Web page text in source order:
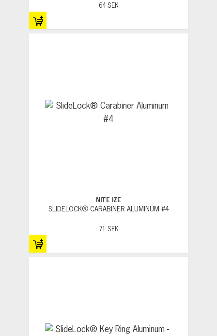
64 SEK
NITE IZE
SLIDELOCK® CARABINER ALUMINUM #4
71 SEK